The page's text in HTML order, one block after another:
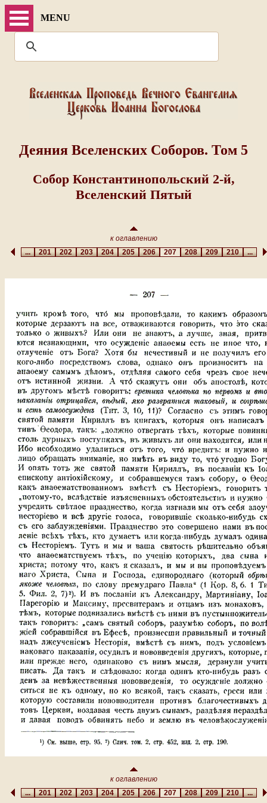
MENU
Деяния Вселенских Соборов. Том 5
Собор Константинопольский 2-й,
Вселенский Пятый
к оглавлению
...201202203204205206 207 208209210...
к оглавлению
...201202203204205206 207 208209210...